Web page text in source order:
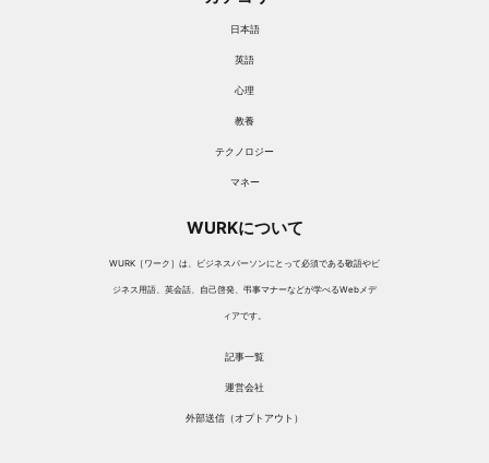
日本語
英語
心理
教養
テクノロジー
マネー
WURKについて
WURK［ワーク］は、ビジネスパーソンにとって必須である敬語やビ
ジネス用語、英会話、自己啓発、弔事マナーなどが学べるWebメデ
ィアです。
記事一覧
運営会社
外部送信（オプトアウト）